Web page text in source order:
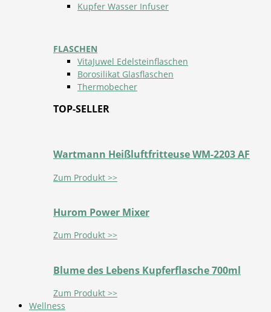
Kupfer Wasser Infuser
FLASCHEN
VitaJuwel Edelsteinflaschen
Borosilikat Glasflaschen
Thermobecher
TOP-SELLER
Wartmann Heißluftfritteuse WM-2203 AF
Zum Produkt >>
Hurom Power Mixer
Zum Produkt >>
Blume des Lebens Kupferflasche 700ml
Zum Produkt >>
Wellness